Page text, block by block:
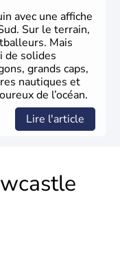
avec une affiche
Sur le terrain,
Mais
de solides
grands caps,
nautiques et
de l’océan.
Lire l'article